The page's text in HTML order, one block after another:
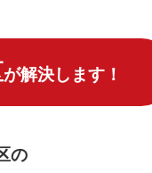
が解決します！
の